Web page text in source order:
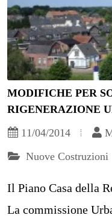
MODIFICHE PER
RIGENERAZIONE
11/04/2014
Nuove Costruzioni
Il Piano Casa della
La commissione